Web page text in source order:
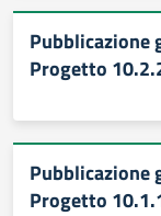
Progetto
Progetto